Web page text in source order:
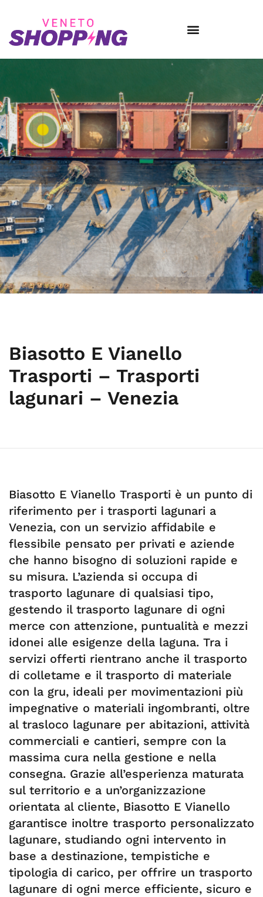
Biasotto E Vianello
Trasporti – Trasporti
lagunari – Venezia
Biasotto E Vianello Trasporti è un punto di
riferimento per i trasporti lagunari a
Venezia, con un servizio affidabile e
flessibile pensato per privati e aziende
che hanno bisogno di soluzioni rapide e
su misura. L’azienda si occupa di
trasporto lagunare di qualsiasi tipo,
gestendo il trasporto lagunare di ogni
merce con attenzione, puntualità e mezzi
idonei alle esigenze della laguna. Tra i
servizi offerti rientrano anche il trasporto
di colletame e il trasporto di materiale
con la gru, ideali per movimentazioni più
impegnative o materiali ingombranti, oltre
al trasloco lagunare per abitazioni, attività
commerciali e cantieri, sempre con la
massima cura nella gestione e nella
consegna. Grazie all’esperienza maturata
sul territorio e a un’organizzazione
orientata al cliente, Biasotto E Vianello
garantisce inoltre trasporto personalizzato
lagunare, studiando ogni intervento in
base a destinazione, tempistiche e
tipologia di carico, per offrire un trasporto
lagunare di ogni merce efficiente, sicuro e